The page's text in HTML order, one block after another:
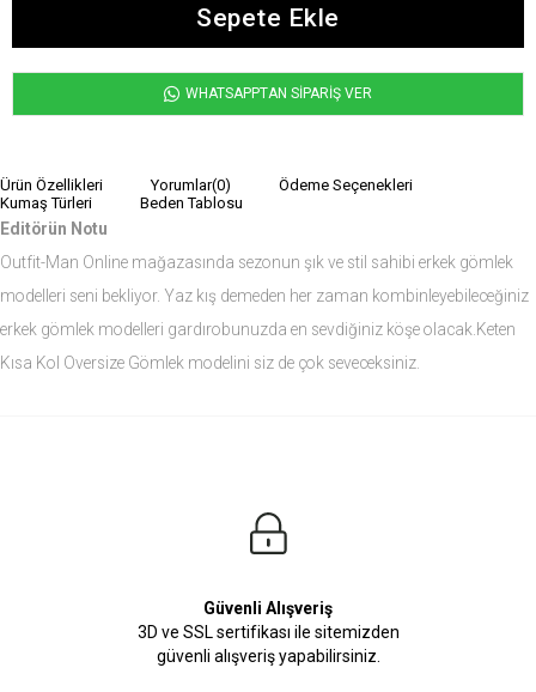
WHATSAPPTAN SİPARİŞ VER
Ürün Özellikleri Yorumlar(0)
Ödeme Seçenekleri
Kumaş Türleri
Beden Tablosu
Editörün Notu
Outfit-Man Online mağazasında sezonun şık ve stil sahibi erkek gömlek
modelleri seni bekliyor. Yaz kış demeden her zaman kombinleyebileceğiniz
erkek gömlek modelleri gardırobunuzda en sevdiğiniz köşe olacak.Keten
Kısa Kol Oversize Gömlek modelini siz de çok seveceksiniz.
Manken Bedenleri Üst Grup M, Alt Grup 33 Beden ( Medium )
Güvenli Alışveriş
3D ve SSL sertifikası ile sitemizden
güvenli alışveriş yapabilirsiniz.